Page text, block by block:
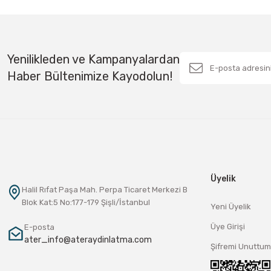
Yenilikleden ve Kampanyalardan
Haber Bültenimize Kayodolun!
Halil Rıfat Paşa Mah. Perpa Ticaret Merkezi B
Blok Kat:5 No:177-179 Şişli/İstanbul
E-posta
ater_info@ateraydinlatma.com
Üyelik
Yeni Üyelik
Üye Girişi
Şifremi Unuttum